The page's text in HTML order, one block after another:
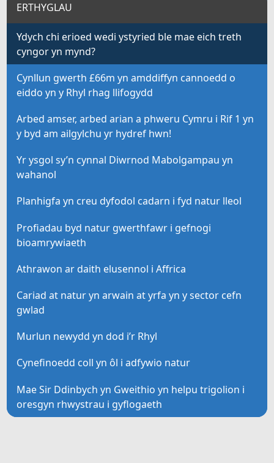
ERTHYGLAU
Ydych chi erioed wedi ystyried ble mae eich treth
cyngor yn mynd?
Cynllun gwerth £66m yn amddiffyn cannoedd o
eiddo yn y Rhyl rhag llifogydd
Arbed amser, arbed arian a phweru Cymru i Rif 1 yn
y byd am ailgylchu yr hydref hwn!
Yr ysgol sy’n cynnal Diwrnod Mabolgampau yn
wahanol
Planhigfa yn creu dyfodol cadarn i fyd natur lleol
Profiadau byd natur gwerthfawr i gefnogi
bioamrywiaeth
Athrawon ar daith elusennol i Affrica
Cariad at natur yn arwain at yrfa yn y sector cefn
gwlad
Murlun newydd yn dod i’r Rhyl
Cynefinoedd coll yn ôl i adfywio natur
Mae Sir Ddinbych yn Gweithio yn helpu trigolion i
oresgyn rhwystrau i gyflogaeth